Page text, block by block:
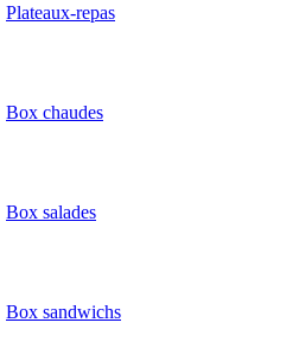
Plateaux-repas
Box chaudes
Box salades
Box sandwichs